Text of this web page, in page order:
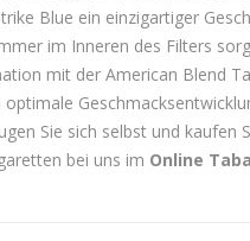
Blue ein einzigartiger
im Inneren des Filters
mit der American Blend
optimale
Sie sich selbst und kaufen
bei uns im Online